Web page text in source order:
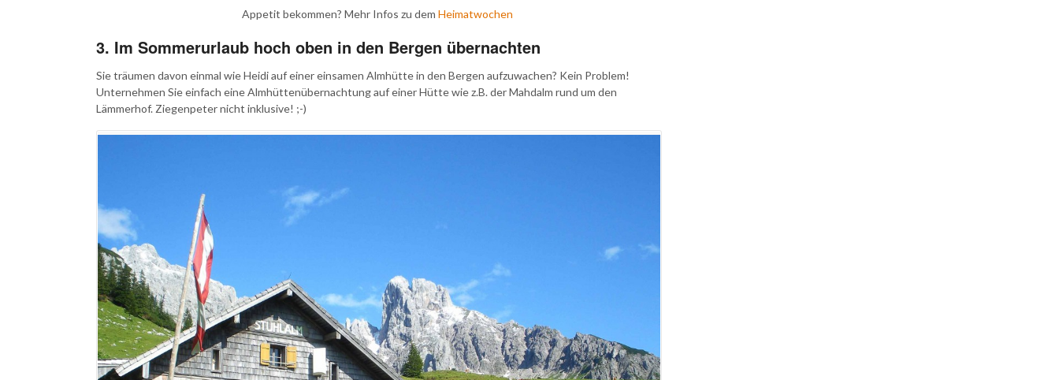
Appetit bekommen? Mehr Infos zu dem Heimatwochen
3. Im Sommerurlaub hoch oben in den Bergen übernachten
Sie träumen davon einmal wie Heidi auf einer einsamen Almhütte in den Bergen aufzuwachen? Kein Problem!
Unternehmen Sie einfach eine Almhüttenübernachtung auf einer Hütte wie z.B. der Mahdalm rund um den
Lämmerhof. Ziegenpeter nicht inklusive! ;-)